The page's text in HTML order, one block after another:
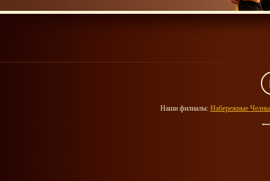
Наши филиалы: Набережные Челны